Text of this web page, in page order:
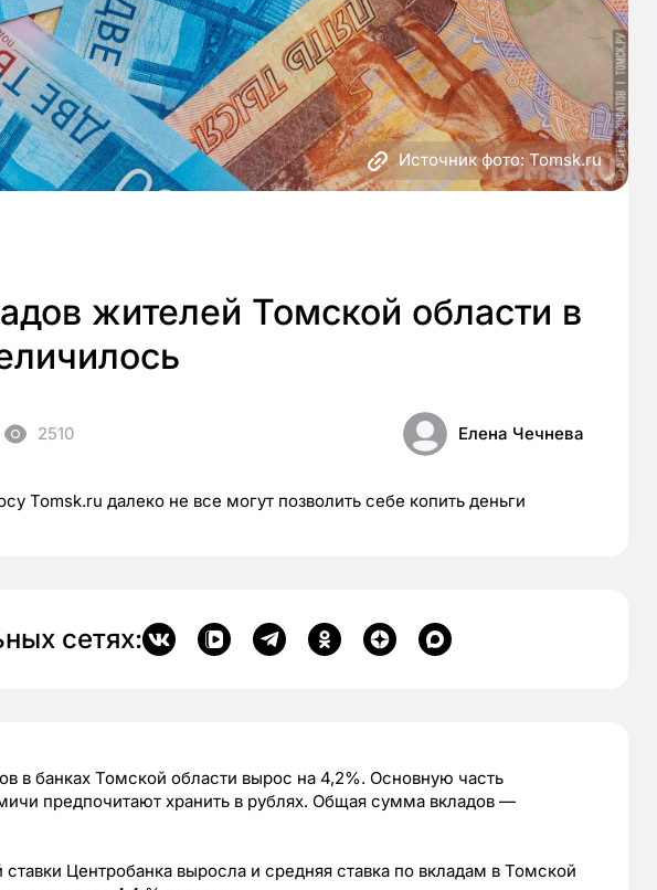
Источник фото: Tomsk.ru
жителей Томской области в
2510 Елена Чечнева
Tomsk.ru далеко не все могут позволить себе копить деньги
сетях:
в банках Томской области вырос на 4,2%. Основную часть
предпочитают хранить в рублях. Общая сумма вкладов —
Центробанка выросла и средняя ставка по вкладам в Томской